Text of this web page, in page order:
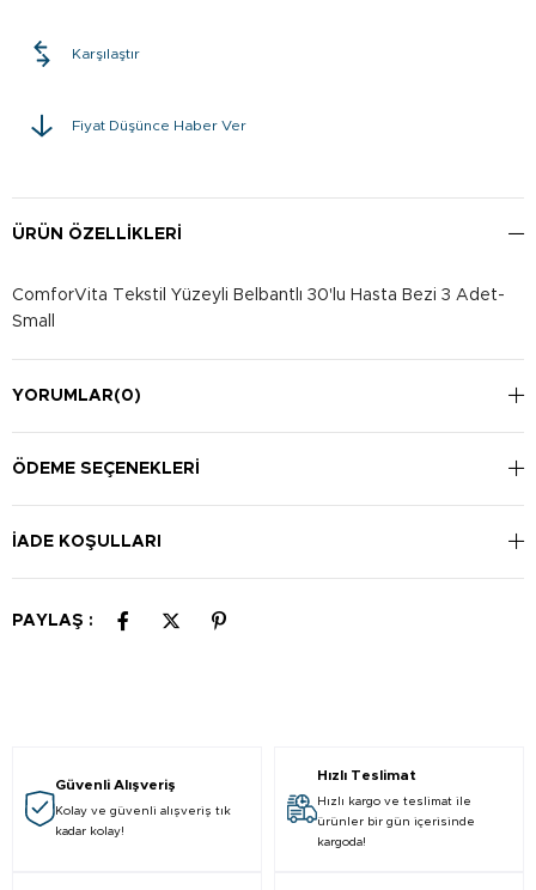
Karşılaştır
Fiyat Düşünce Haber Ver
ÜRÜN ÖZELLIKLERI
ComforVita Tekstil Yüzeyli Belbantlı 30'lu Hasta Bezi 3 Adet-
Small
YORUMLAR(0)
ÖDEME SEÇENEKLERI
İADE KOŞULLARI
PAYLAŞ :
Güvenli Alışveriş
Kolay ve güvenli alışveriş tık
kadar kolay!
Hızlı Teslimat
Hızlı kargo ve teslimat ile
ürünler bir gün içerisinde
kargoda!